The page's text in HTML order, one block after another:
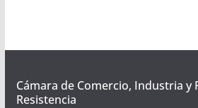
Cámara de Comercio, Industria y
Resistencia